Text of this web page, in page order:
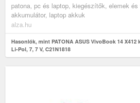
patona, pc és laptop, kiegészítők, elemek
akkumulátor, laptop akkuk
alza.hu
Hasonlók, mint PATONA ASUS VivoBook 14
Li-Pol, 7, 7 V, C21N1818